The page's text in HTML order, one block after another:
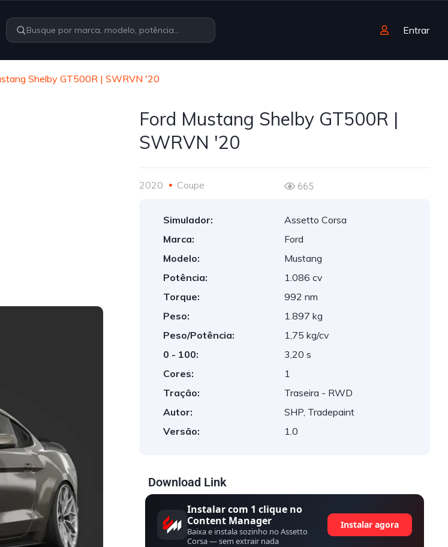
Entrar
Shelby GT500R | SWRVN '20
Ford Mustang Shelby GT500R |
SWRVN '20
2020 Coupe 665
Simulador:
Assetto Corsa
Marca:
Ford
Modelo:
Mustang
Potência:
1.086 cv
Torque:
992 nm
Peso:
1.897 kg
Peso/Potência:
1,75 kg/cv
0 - 100:
3,20 s
Cores:
1
Tração:
Traseira - RWD
Autor:
SHP, Tradepaint
Versão:
1.0
Download Link
Instalar com 1 clique no
Content Manager
Baixa e instala sozinho no Assetto
Corsa — sem extrair nada
Instalar agora